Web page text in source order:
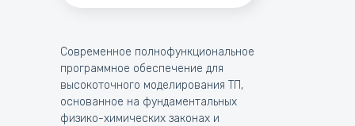
Современное полнофункциональное
программное обеспечение для
высокоточного моделирования ТП,
основанное на фундаментальных
физико-химических законах и